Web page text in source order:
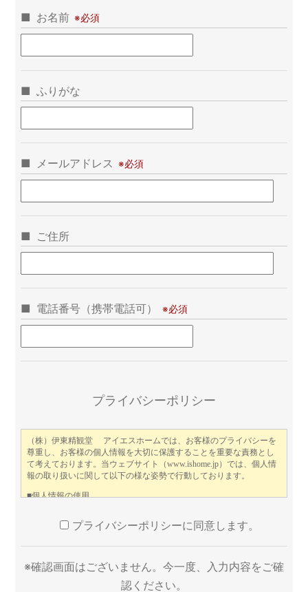
お名前
ふりがな
メールアドレス
ご住所
電話番号（携帯電話可）
プライバシーポリシー
プライバシーポリシーに同意します。
※確認画面はございません。今一度、入力内容をご確
認ください。